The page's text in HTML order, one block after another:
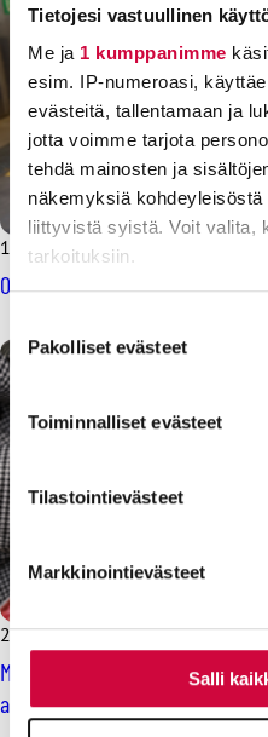
Tietojesi vastuullinen
Me ja 1 kumppanimme
esim. IP-numeroasi,
evästeitä, tallentamaan ja
jotta voimme tarjota
tehdä mainosten ja
näkemyksiä
liittyvistä syistä. Voit valita,
tarkoituksiin.
voit määrittää asetuksesi
parantavia, ja osaa
valinta
Pakolliset evästeet
Toiminnalliset evästeet
Tilastointievästeet
Markkinointievästeet
Salli
12.8.2025 Uutiset
Onnistu työsuojelussa –
20.3.2025Uutiset
Mietityttääkö työsuojelu? JHL on
aiheesta selkeää muistilistaa